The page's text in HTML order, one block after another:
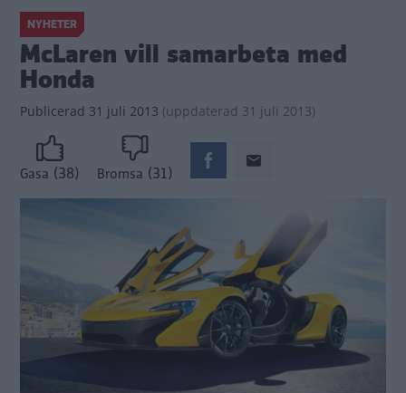
NYHETER
McLaren vill samarbeta med
Honda
Publicerad 31 juli 2013 (uppdaterad 31 juli 2013)
Gasa (38) Bromsa (31)